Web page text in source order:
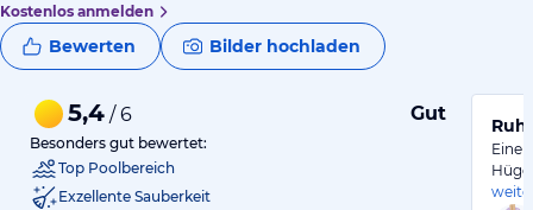
Kostenlos anmelden
Bewerten Bilder hochladen
5,4 / 6 Gut
Besonders gut bewertet:
Top Poolbereich
Exzellente Sauberkeit
Eine